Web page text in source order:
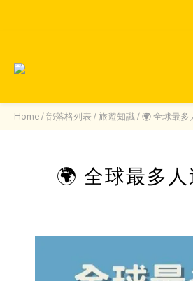
Home/部落格列表 /旅遊知識/🌍 全球最
🌍 全球最多